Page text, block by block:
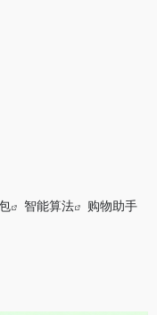
智能算法 购物助手